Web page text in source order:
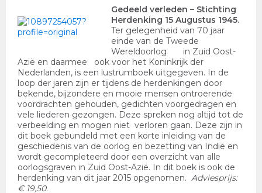
Gedeeld verleden – Stichting
Herdenking 15 Augustus 1945.
Ter gelegenheid van 70 jaar
einde van de Tweede
Wereldoorlog in Zuid Oost-
Azië en daarmee ook voor het Koninkrijk der
Nederlanden, is een lustrumboek uitgegeven. In de
loop der jaren zijn er tijdens de herdenkingen door
bekende, bijzondere en mooie mensen ontroerende
voordrachten gehouden, gedichten voorgedragen en
vele liederen gezongen. Deze spreken nog altijd tot de
verbeelding en mogen niet verloren gaan. Deze zijn in
dit boek gebundeld met een korte inleiding van de
geschiedenis van de oorlog en bezetting van Indië en
wordt gecompleteerd door een overzicht van alle
oorlogsgraven in Zuid Oost-Azië. In dit boek is ook de
herdenking van dit jaar 2015 opgenomen. Adviesprijs:
€ 19,50.